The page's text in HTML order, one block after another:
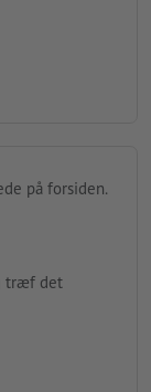
træf det